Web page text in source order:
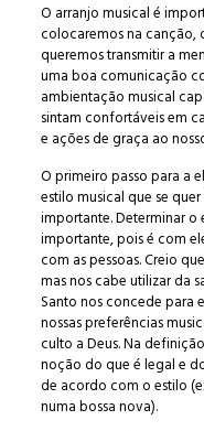
O arranjo musical é
colocaremos na canção,
queremos transmitir a
uma boa comunicação
ambientação musical
sintam confortáveis em
e ações de graça ao
O primeiro passo para a
estilo musical que se
importante. Determinar o
importante, pois é com
com as pessoas. Creio
mas nos cabe utilizar da
Santo nos concede para
nossas preferências
culto a Deus. Na
noção do que é legal e
de acordo com o estilo
numa bossa nova).